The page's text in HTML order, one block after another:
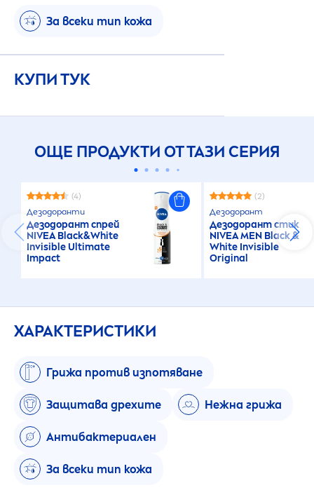
За всеки тип кожа
КУПИ ТУК
ОЩЕ ПРОДУКТИ ОТ ТАЗИ СЕРИЯ
(4)
Дезодоранти
Дезодорант спрей
NIVEA Black&White
Invisible Ultimate
Impact
(2)
Дезодорант
Дезодорант стик
NIVEAMEN Black&
White Invisible
Original
ХАРАКТЕРИСТИКИ
Грижа против изпотяване
Защитава дрехите Нежна грижа
Антибактериален
За всеки тип кожа